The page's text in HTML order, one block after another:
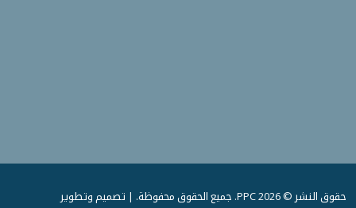
حقوق النشر © 2026 PPC. جميع الحقوق محفوظة. | تصميم وتطوير